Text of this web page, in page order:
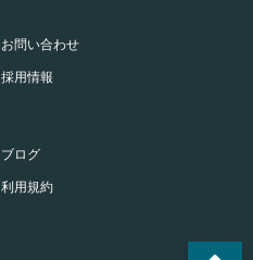
お問い合わせ
採用情報
ブログ
利用規約